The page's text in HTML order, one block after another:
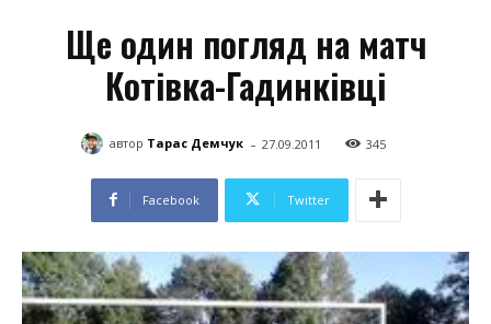
Ще один погляд на матч
Котівка-Гадинківці
автор Тарас Демчук - 27.09.2011 345
Facebook Twitter